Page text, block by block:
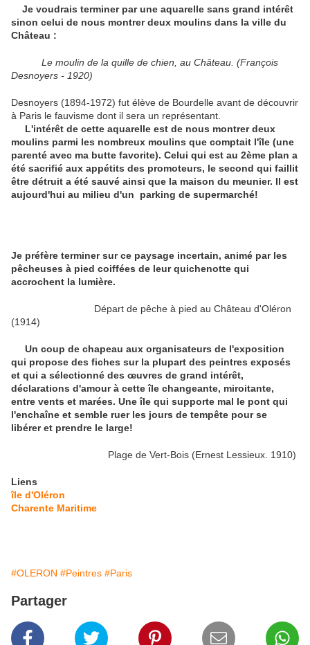
Je voudrais terminer par une aquarelle sans grand intérêt
sinon celui de nous montrer deux moulins dans la ville du
Château :
Le moulin de la quille de chien, au Château. (François
Desnoyers - 1920)
Desnoyers (1894-1972) fut élève de Bourdelle avant de découvrir
à Paris le fauvisme dont il sera un représentant.
L'intérêt de cette aquarelle est de nous montrer deux
moulins parmi les nombreux moulins que comptait l'île (une
parenté avec ma butte favorite). Celui qui est au 2ème plan a
été sacrifié aux appétits des promoteurs, le second qui faillit
être détruit a été sauvé ainsi que la maison du meunier. Il est
aujourd'hui au milieu d'un parking de supermarché!
Je préfère terminer sur ce paysage incertain, animé par les
pêcheuses à pied coiffées de leur quichenotte qui
accrochent la lumière.
Départ de pêche à pied au Château d'Oléron
(1914)
Un coup de chapeau aux organisateurs de l'exposition
qui propose des fiches sur la plupart des peintres exposés
et qui a sélectionné des œuvres de grand intérêt,
déclarations d'amour à cette île changeante, miroitante,
entre vents et marées. Une île qui supporte mal le pont qui
l'enchaîne et semble ruer les jours de tempête pour se
libérer et prendre le large!
Plage de Vert-Bois (Ernest Lessieux. 1910)
Liens
île d'Oléron
Charente Maritime
#OLERON #Peintres #Paris
Partager